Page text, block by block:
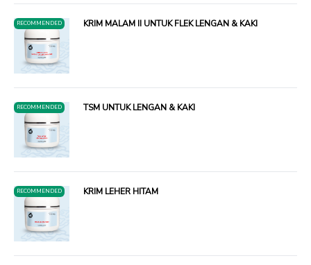
RECOMMENDED KRIM MALAM II UNTUK FLEK LENGAN & KAKI
RECOMMENDED TSM UNTUK LENGAN & KAKI
RECOMMENDED KRIM LEHER HITAM